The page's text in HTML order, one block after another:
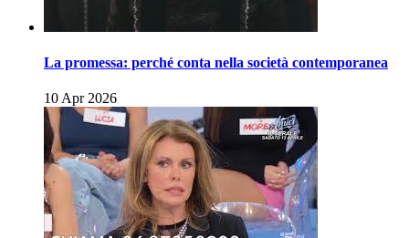
La promessa: perché conta nella società contemporanea
10 Apr 2026